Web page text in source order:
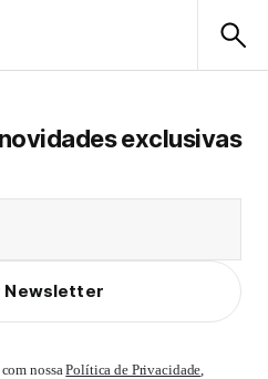
exclusivas
Newsletter
nossaPolítica de Privacidade,